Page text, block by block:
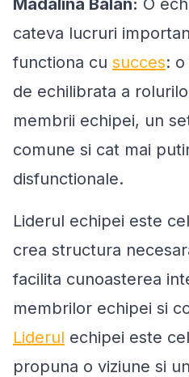
Madalina Balan: O
cateva lucruri
functiona cu succes:
de echilibrata a
membrii echipei, un
comune si cat mai
disfunctionale.
Liderul echipei este
crea structura
facilita cunoasterea
membrilor echipei si
Liderul echipei este
propuna o viziune si